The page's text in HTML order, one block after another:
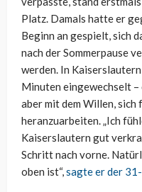
Platz. Damals hatte er
Beginn an gespielt, sich
nach der Sommerpause
werden. In
Minuten eingewechselt
aber mit dem Willen, sich
heranzuarbeiten. „Ich
Kaiserslautern gut
Schritt nach vorne.
oben ist“,sagte er der